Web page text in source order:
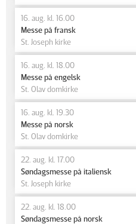
16. aug. kl. 16.00
Messe på fransk
St. Joseph kirke
16. aug. kl. 18.00
Messe på engelsk
St. Olav domkirke
16. aug. kl. 19.30
Messe på norsk
St. Olav domkirke
22. aug. kl. 17.00
Søndagsmesse på italiensk
St. Joseph kirke
22. aug. kl. 18.00
Søndagsmesse på norsk